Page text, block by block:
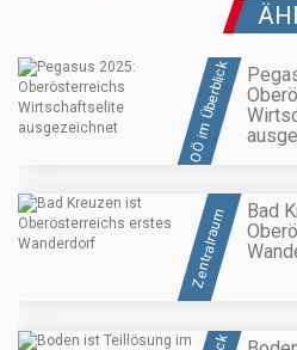
OÖ im Überblick
Zentralraum
Bad